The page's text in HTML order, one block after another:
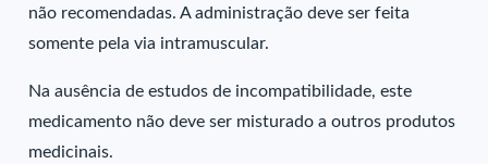
não recomendadas. A administração deve ser feita
somente pela via intramuscular.
Na ausência de estudos de incompatibilidade, este
medicamento não deve ser misturado a outros produtos
medicinais.